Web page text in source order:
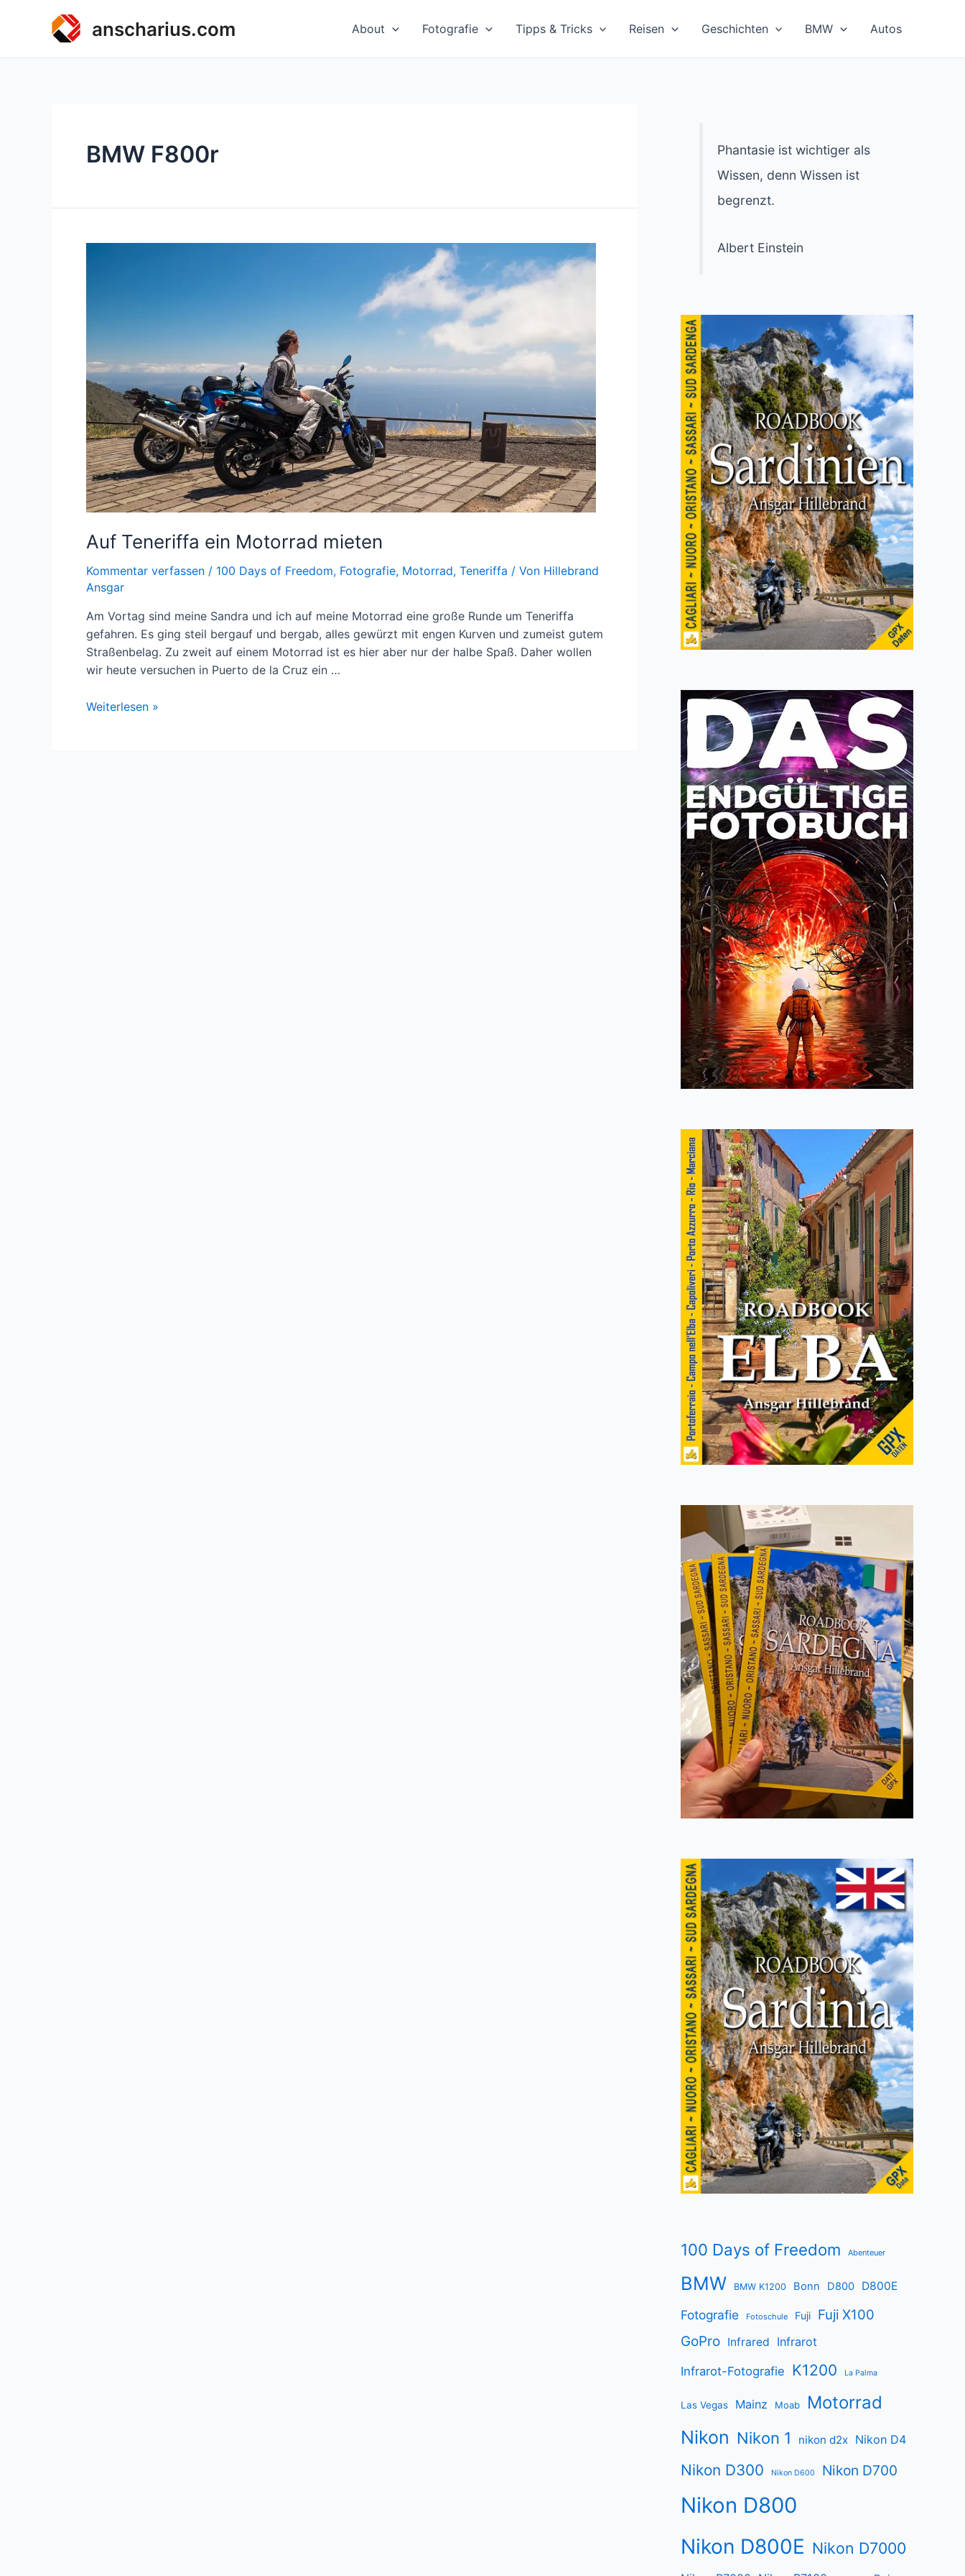
anscharius.com About Fotografie Tipps & Tricks Reisen Geschichten BMW Autos
BMW F800r
Auf Teneriffa ein Motorrad mieten
Kommentar verfassen / 100 Days of Freedom, Fotografie, Motorrad, Teneriffa / Von Hillebrand
Ansgar
Am Vortag sind meine Sandra und ich auf meine Motorrad eine große Runde um Teneriffa
gefahren. Es ging steil bergauf und bergab, alles gewürzt mit engen Kurven und zumeist gutem
Straßenbelag. Zu zweit auf einem Motorrad ist es hier aber nur der halbe Spaß. Daher wollen
wir heute versuchen in Puerto de la Cruz ein …
Auf
Weiterlesen »
Phantasie ist wichtiger als
Wissen, denn Wissen ist
begrenzt.
Albert Einstein
100 Days of Freedom Abenteuer
BMW BMW K1200 Bonn D800 D800E
Fotografie Fotoschule Fuji Fuji X100
GoPro Infrared Infrarot
Infrarot-Fotografie K1200 La Palma
Las Vegas Mainz Moab Motorrad
Nikon Nikon 1 nikon d2x Nikon D4
Nikon D300 Nikon D600 Nikon D700
Nikon D800
Nikon D800E Nikon D7000